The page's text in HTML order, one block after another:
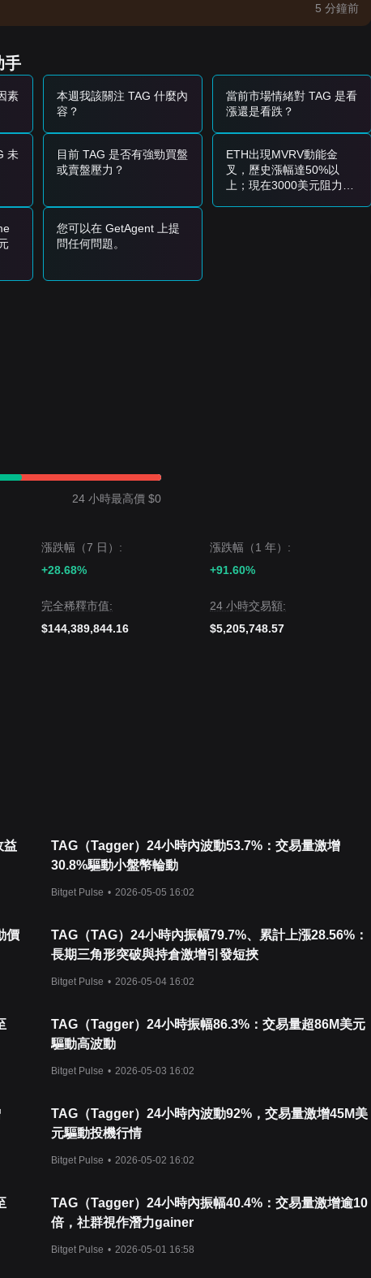
下影線較長），則可能呈現短期買入機會。
則可能確認新上漲趨勢的開始。
能進入更深度的調整階段，目標指向更低流動性區域。
看漲趨勢。下一個目標價預計為$0.00000000075
結構保持完整，具備潛在復甦條件。
的波動或盤整，但只要它維持在關鍵支撐位
5 分鐘前
手
素
本週我該關注 TAG 什麼內
容？
當前市場情緒對 TAG 是看
漲還是看跌？
未
目前 TAG 是否有強勁買盤
或賣盤壓力？
ETH出現MVRV動能金
叉，歷史漲幅達50%以
上；現在3000美元阻力位
您可以在 GetAgent 上提
問任何問題。
24 小時最高價 $0
漲跌幅（7 日）:
+28.68%
漲跌幅（1 年）:
+91.60%
完全稀釋市值:
$144,389,844.16
24 小時交易額:
$5,205,748.57
益
TAG（Tagger）24小時內波動53.7%：交易量激增
30.8%驅動小盤幣輪動
Bitget Pulse • 2026-05-05 16:02
價
TAG（TAG）24小時內振幅79.7%、累計上漲28.56%：
長期三角形突破與持倉激增引發短挾
Bitget Pulse • 2026-05-04 16:02
TAG（Tagger）24小時振幅86.3%：交易量超86M美元
驅動高波動
Bitget Pulse • 2026-05-03 16:02
TAG（Tagger）24小時內波動92%，交易量激增45M美
元驅動投機行情
Bitget Pulse • 2026-05-02 16:02
TAG（Tagger）24小時內振幅40.4%：交易量激增逾10
倍，社群視作潛力gainer
Bitget Pulse • 2026-05-01 16:58